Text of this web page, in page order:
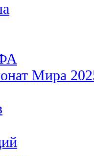
Мира